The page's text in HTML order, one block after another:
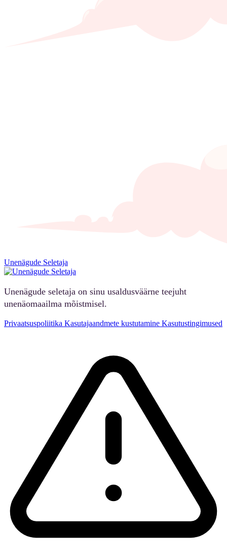
Unenägude Seletaja
Unenägude seletaja on sinu usaldusväärne teejuht
unenäomaailma mõistmisel.
Privaatsuspoliitika Kasutajaandmete kustutamine Kasutustingimused